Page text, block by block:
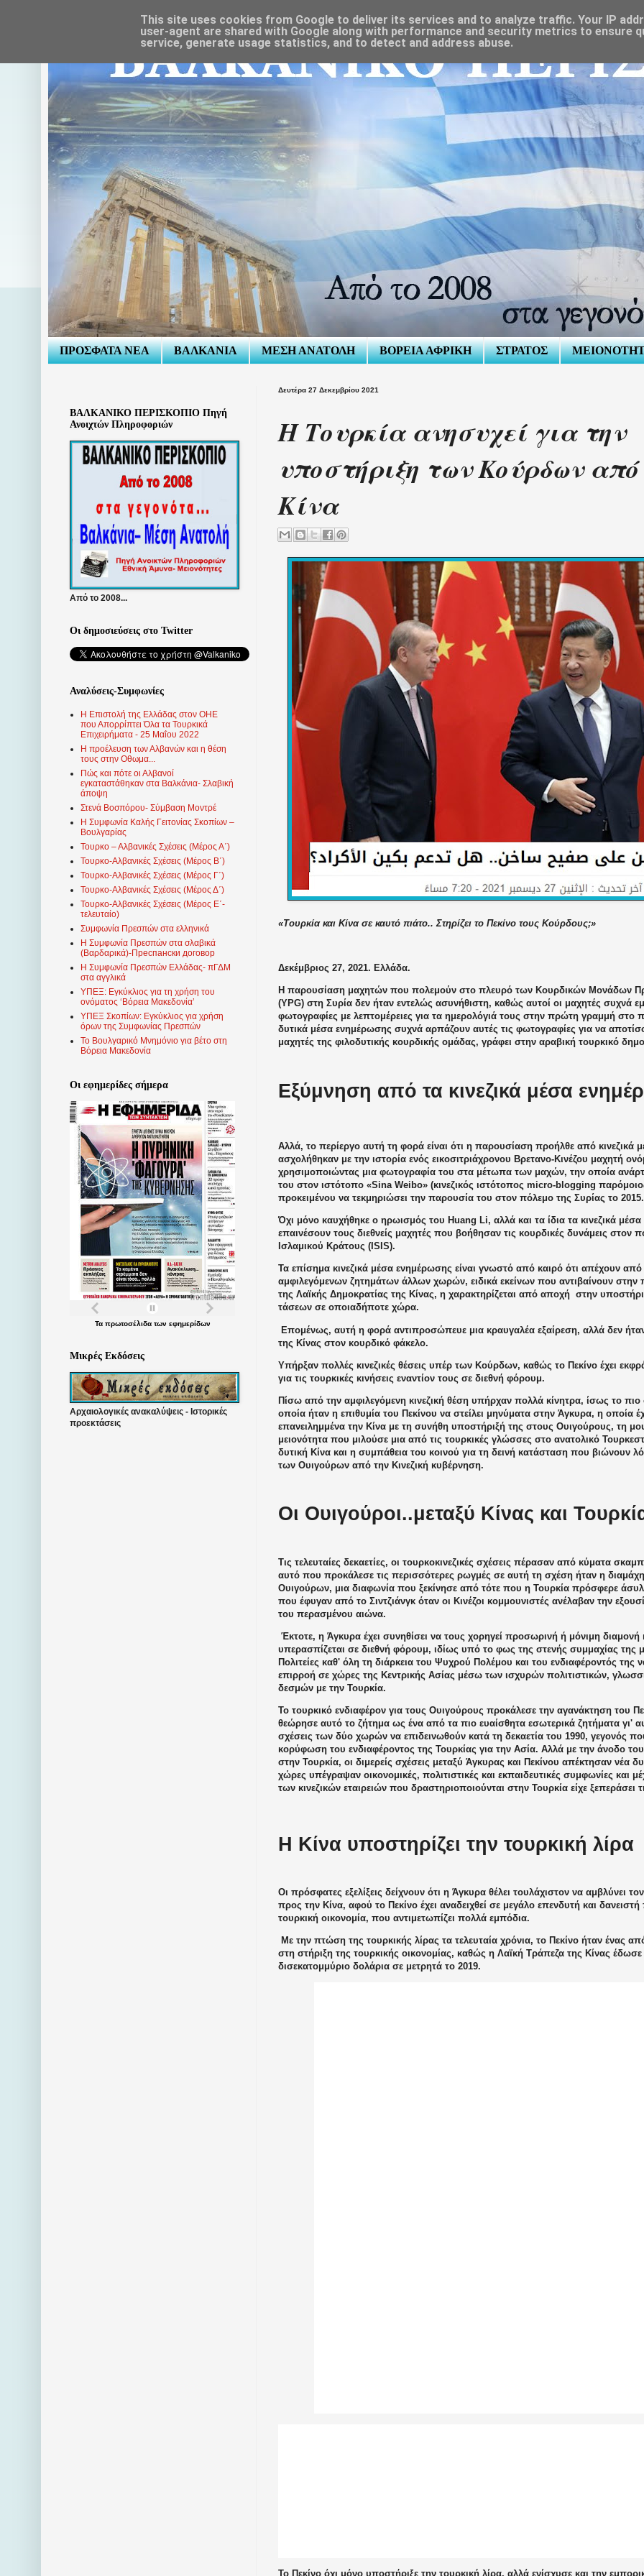
ΠΡΟΣΦΑΤΑ ΝΕΑ ΒΑΛΚΑΝΙΑ ΜΕΣΗ ΑΝΑΤΟΛΗ ΒΟΡΕΙΑ ΑΦΡΙΚΗ ΣΤΡΑΤΟΣ
Δευτέρα 27 Δεκεμβρίου 2021
Η Τουρκία ανησυχεί για την
υποστήριξη των Κούρδων
Κίνα
«Τουρκία και Κίνα σε καυτό πιάτο.. Στηρίζει το Πεκίνο τους Κούρδους;»
Δεκέμβριος 27, 2021. Ελλάδα.
Η παρουσίαση μαχητών που πολεμούν στο πλευρό των Κουρδικών Μονάδων
(YPG) στη Συρία δεν ήταν εντελώς ασυνήθιστη, καθώς αυτοί οι μαχητές συχνά
φωτογραφίες με λεπτομέρειες για τα ημερολόγιά τους στην πρώτη γραμμή στο
δυτικά μέσα ενημέρωσης συχνά αρπάζουν αυτές τις φωτογραφίες για να
μαχητές της φιλοδυτικής κουρδικής ομάδας, γράφει στην αραβική τουρκικό
Εξύμνηση από τα κινεζικά μέσα
Αλλά, το περίεργο αυτή τη φορά είναι ότι η παρουσίαση προήλθε από κινεζικά
ασχολήθηκαν με την ιστορία ενός εικοσιτριάχρονου Βρετανο-Κινέζου μαχητή
χρησιμοποιώντας μια φωτογραφία του στα μέτωπα των μαχών, την οποία
του στον ιστότοπο «Sina Weibo» (κινεζικός ιστότοπος micro-blogging
προκειμένου να τεκμηριώσει την παρουσία του στον πόλεμο της Συρίας το 2015.
Όχι μόνο καυχήθηκε ο ηρωισμός του Huang Li, αλλά και τα ίδια τα κινεζικά
επαινέσουν τους διεθνείς μαχητές που βοήθησαν τις κουρδικές δυνάμεις στον
Ισλαμικού Κράτους (ISIS).
Τα επίσημα κινεζικά μέσα ενημέρωσης είναι γνωστό από καιρό ότι απέχουν
αμφιλεγόμενων ζητημάτων άλλων χωρών, ειδικά εκείνων που αντιβαίνουν στην
της Λαϊκής Δημοκρατίας της Κίνας, η χαρακτηρίζεται από αποχή στην
τάσεων σε οποιαδήποτε χώρα.
Επομένως, αυτή η φορά αντιπροσώπευε μια κραυγαλέα εξαίρεση, αλλά δεν
της Κίνας στον κουρδικό φάκελο.
Υπήρξαν πολλές κινεζικές θέσεις υπέρ των Κούρδων, καθώς το Πεκίνο έχει
για τις τουρκικές κινήσεις εναντίον τους σε διεθνή φόρουμ.
Πίσω από την αμφιλεγόμενη κινεζική θέση υπήρχαν πολλά κίνητρα, ίσως το
οποία ήταν η επιθυμία του Πεκίνου να στείλει μηνύματα στην Άγκυρα, η οποία
επανειλημμένα την Κίνα με τη συνήθη υποστήριξή της στους Ουιγούρους, τη
μειονότητα που μιλούσε μια από τις τουρκικές γλώσσες στο ανατολικό
δυτική Κίνα και η συμπάθεια του κοινού για τη δεινή κατάσταση που βιώνουν
των Ουιγούρων από την Κινεζική κυβέρνηση.
Οι Ουιγούροι..μεταξύ Κίνας και
Τις τελευταίες δεκαετίες, οι τουρκοκινεζικές σχέσεις πέρασαν από κύματα
αυτό που προκάλεσε τις περισσότερες ρωγμές σε αυτή τη σχέση ήταν η
Ουιγούρων, μια διαφωνία που ξεκίνησε από τότε που η Τουρκία πρόσφερε
που έφυγαν από το Σιντζιάνγκ όταν οι Κινέζοι κομμουνιστές ανέλαβαν την
του περασμένου αιώνα.
Έκτοτε, η Άγκυρα έχει συνηθίσει να τους χορηγεί προσωρινή ή μόνιμη διαμονή
υπερασπίζεται σε διεθνή φόρουμ, ιδίως υπό το φως της στενής συμμαχίας της
Πολιτείες καθ' όλη τη διάρκεια του Ψυχρού Πολέμου και του ενδιαφέροντός της
επιρροή σε χώρες της Κεντρικής Ασίας μέσω των ισχυρών πολιτιστικών,
δεσμών με την Τουρκία.
Το τουρκικό ενδιαφέρον για τους Ουιγούρους προκάλεσε την αγανάκτηση του
θεώρησε αυτό το ζήτημα ως ένα από τα πιο ευαίσθητα εσωτερικά ζητήματα γι'
σχέσεις των δύο χωρών να επιδεινωθούν κατά τη δεκαετία του 1990, γεγονός
κορύφωση του ενδιαφέροντος της Τουρκίας για την Ασία. Αλλά με την άνοδο
στην Τουρκία, οι διμερείς σχέσεις μεταξύ Άγκυρας και Πεκίνου απέκτησαν νέα
χώρες υπέγραψαν οικονομικές, πολιτιστικές και εκπαιδευτικές συμφωνίες και
των κινεζικών εταιρειών που δραστηριοποιούνται στην Τουρκία είχε ξεπεράσει
Η Κίνα υποστηρίζει την τουρκική λίρα
Οι πρόσφατες εξελίξεις δείχνουν ότι η Άγκυρα θέλει τουλάχιστον να αμβλύνει
προς την Κίνα, αφού το Πεκίνο έχει αναδειχθεί σε μεγάλο επενδυτή και δανειστή
τουρκική οικονομία, που αντιμετωπίζει πολλά εμπόδια.
Με την πτώση της τουρκικής λίρας τα τελευταία χρόνια, το Πεκίνο ήταν ένας
στη στήριξη της τουρκικής οικονομίας, καθώς η Λαϊκή Τράπεζα της Κίνας
δισεκατομμύριο δολάρια σε μετρητά το 2019.
Το Πεκίνο όχι μόνο υποστήριξε την τουρκική λίρα, αλλά ενίσχυσε και την
ΒΑΛΚΑΝΙΚΟ ΠΕΡΙΣΚΟΠΙΟ Πηγή
Ανοιχτών Πληροφοριών
Από το 2008...
Οι δημοσιεύσεις στο Twitter
Αναλύσεις-Συμφωνίες
Η Επιστολή της Ελλάδας στον ΟΗΕ
που Απορρίπτει Όλα τα Τουρκικά
Επιχειρήματα - 25 Μαΐου 2022
Η προέλευση των Αλβανών και η θέση
τους στην Οθωμα...
Πώς και πότε οι Αλβανοί
εγκαταστάθηκαν στα Βαλκάνια- Σλαβική
άποψη
Στενά Βοσπόρου- Σύμβαση Μοντρέ
Η Συμφωνία Καλής Γειτονίας Σκοπίων –
Βουλγαρίας
Τουρκο – Αλβανικές Σχέσεις (Mέρος Α΄)
Τουρκο-Αλβανικές Σχέσεις (Μέρος Β΄)
Τουρκο-Αλβανικές Σχέσεις (Μέρος Γ΄)
Τουρκο-Αλβανικές Σχέσεις (Μέρος Δ΄)
Τουρκο-Αλβανικές Σχέσεις (Μέρος Ε΄-
τελευταίο)
Συμφωνία Πρεσπών στα ελληνικά
Η Συμφωνία Πρεσπών στα σλαβικά
(Βαρδαρικά)-Преспански договор
Η Συμφωνία Πρεσπών Ελλάδας- πΓΔΜ
στα αγγλικά
ΥΠΕΞ: Εγκύκλιος για τη χρήση του
ονόματος ‘Βόρεια Μακεδονία’
ΥΠΕΞ Σκοπίων: Εγκύκλιος για χρήση
όρων της Συμφωνίας Πρεσπών
Το Βουλγαρικό Μνημόνιο για βέτο στη
Βόρεια Μακεδονία
Οι εφημερίδες σήμερα
Τα πρωτοσέλιδατων εφημερίδων
Μικρές Εκδόσεις
Αρχαιολογικές ανακαλύψεις - Ιστορικές
προεκτάσεις
This site uses cookies from Google to deliver its services and to analyze traffic. Your IP
user-agent are shared with Google along with performance and security metrics to ensure
service, generate usage statistics, and to detect and address abuse.